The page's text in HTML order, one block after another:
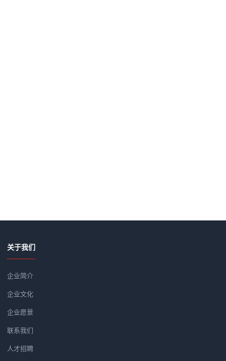
关于我们
企业简介
企业文化
企业愿景
联系我们
人才招聘